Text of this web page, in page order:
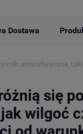
Dostawa
atmosferyczne,
się
wilgoć